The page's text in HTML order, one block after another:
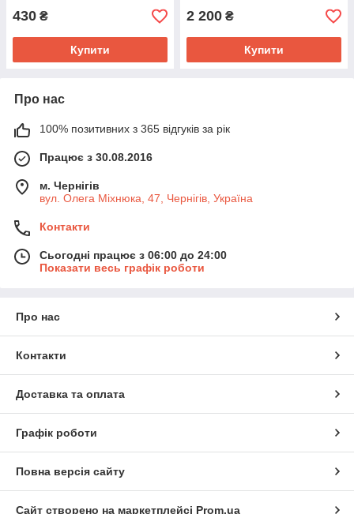
430 ₴
Купити
2 200 ₴
Купити
Про нас
100% позитивних з 365 відгуків за рік
Працює з 30.08.2016
м. Чернігів
вул. Олега Міхнюка, 47, Чернігів, Україна
Контакти
Сьогодні працює з 06:00 до 24:00
Показати весь графік роботи
Про нас
Контакти
Доставка та оплата
Графік роботи
Повна версія сайту
Сайт створено на маркетплейсі Prom.ua